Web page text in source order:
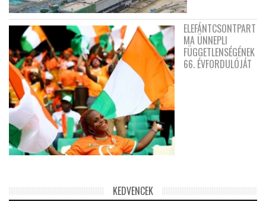
ELEFÁNTCSONTPART
MA ÜNNEPLI
FÜGGETLENSÉGÉNEK
66. ÉVFORDULÓJÁT
KEDVENCEK